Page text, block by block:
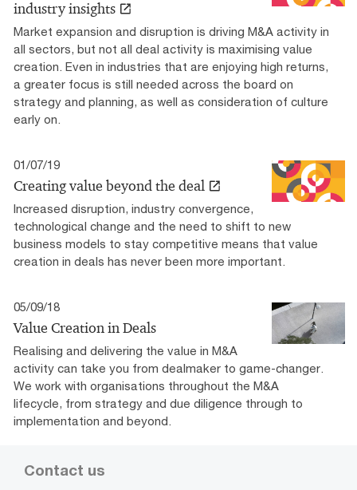
industry insights
Market expansion and disruption is driving M&A activity in
all sectors, but not all deal activity is maximising value
creation. Even in industries that are enjoying high returns,
a greater focus is still needed across the board on
strategy and planning, as well as consideration of culture
early on.
01/07/19
Creating value beyond the deal
Increased disruption, industry convergence,
technological change and the need to shift to new
business models to stay competitive means that value
creation in deals has never been more important.
05/09/18
Value Creation in Deals
Realising and delivering the value in M&A
activity can take you from dealmaker to game-changer.
We work with organisations throughout the M&A
lifecycle, from strategy and due diligence through to
implementation and beyond.
Contact us